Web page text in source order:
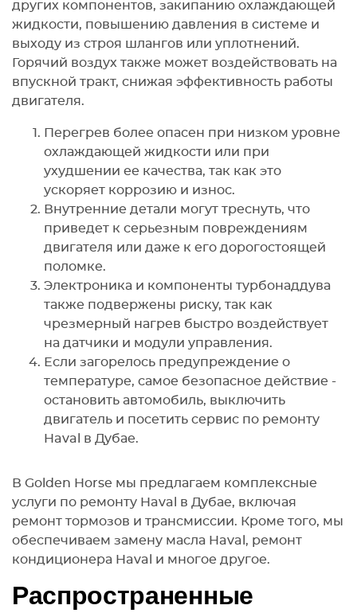
других компонентов, закипанию охлаждающей
жидкости, повышению давления в системе и
выходу из строя шлангов или уплотнений.
Горячий воздух также может воздействовать на
впускной тракт, снижая эффективность работы
двигателя.
Перегрев более опасен при низком уровне
охлаждающей жидкости или при
ухудшении ее качества, так как это
ускоряет коррозию и износ.
Внутренние детали могут треснуть, что
приведет к серьезным повреждениям
двигателя или даже к его дорогостоящей
поломке.
Электроника и компоненты турбонаддува
также подвержены риску, так как
чрезмерный нагрев быстро воздействует
на датчики и модули управления.
Если загорелось предупреждение о
температуре, самое безопасное действие -
остановить автомобиль, выключить
двигатель и посетить сервис по ремонту
Haval в Дубае.
В Golden Horse мы предлагаем комплексные
услуги по ремонту Haval в Дубае, включая
ремонт тормозов и трансмиссии. Кроме того, мы
обеспечиваем замену масла Haval, ремонт
кондиционера Haval и многое другое.
Распространенные